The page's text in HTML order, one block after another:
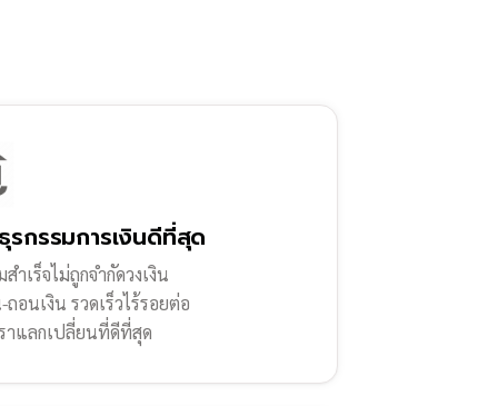
กรรมการเงินดีที่สุด
ำเร็จไม่ถูกจำกัดวงเงิน
ถอนเงิน รวดเร็วไร้รอยต่อ
าแลกเปลี่ยนที่ดีที่สุด